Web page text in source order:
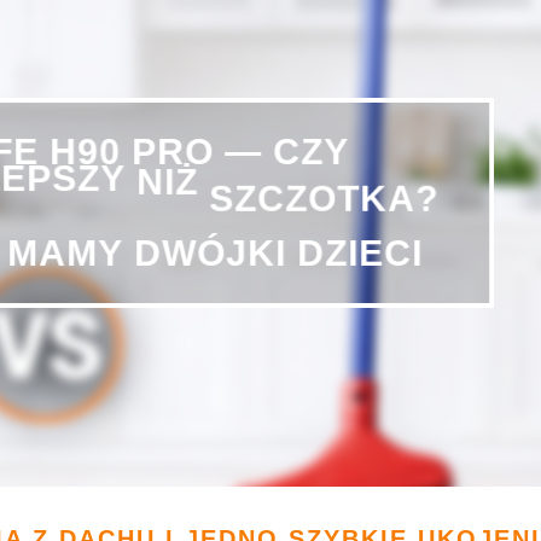
H90 PRO — CZY
NIŻ SZCZOTKA?
MAMY DWÓJKI DZIECI